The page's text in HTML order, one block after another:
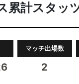
累計スタッ
マッチ出場数
2